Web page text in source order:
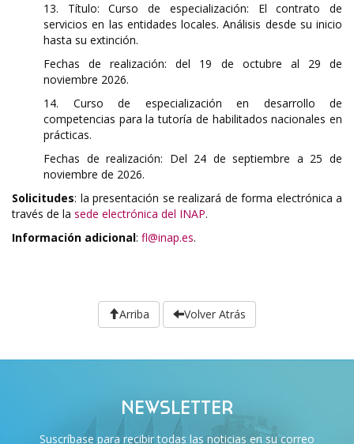
13. Título: Curso de especialización: El contrato de
servicios en las entidades locales. Análisis desde su inicio
hasta su extinción.
Fechas de realización: del 19 de octubre al 29 de
noviembre 2026.
14. Curso de especialización en desarrollo de
competencias para la tutoría de habilitados nacionales en
prácticas.
Fechas de realización: Del 24 de septiembre a 25 de
noviembre de 2026.
Solicitudes: la presentación se realizará de forma electrónica a
través de la sede electrónica del INAP.
Información adicional: fl@inap.es.
Arriba Volver Atrás
NEWSLETTER
Suscríbase para recibir todas las noticias en su correo